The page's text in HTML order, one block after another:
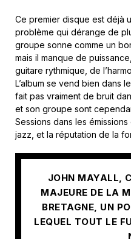
Ce premier disque est déjà
problème qui dérange de
groupe sonne comme un
mais il manque de
guitare rythmique, de
L’album se vend bien dans
fait pas vraiment de bruit
et son groupe sont
Sessions dans les
jazz, et la réputation de la
JOHN MAYALL,
MAJEURE DE LA
BRETAGNE, UN
LEQUEL TOUT LE